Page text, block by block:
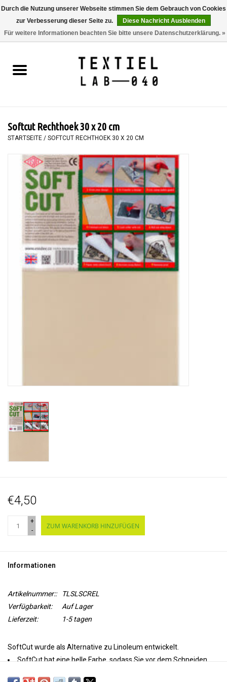
0 Artikel - €0,00
BÜCHER
MALEN
TEXTIL
WORKSHOPS
SPECIALS
WERKZEUGE
Softcut Rechthoek 30 x 20 cm
STARTSEITE / SOFTCUT RECHTHOEK 30 X 20 CM
€4,50
+
-
ZUM WARENKORB HINZUFÜGEN
Informationen
Artikelnummer::
TLSLSCREL
Verfügbarkeit:
Auf Lager
Lieferzeit:
1-5 tagen
SoftCut wurde als Alternative zu Linoleum entwickelt.
SoftCut hat eine helle Farbe, sodass Sie vor dem Schneiden
Durch die Nutzung unserer Webseite stimmen Sie dem Gebrauch von Cookies
zur Verbesserung dieser Seite zu.
Diese Nachricht Ausblenden
Für weitere Informationen beachten Sie bitte unsere Datenschutzerklärung. »